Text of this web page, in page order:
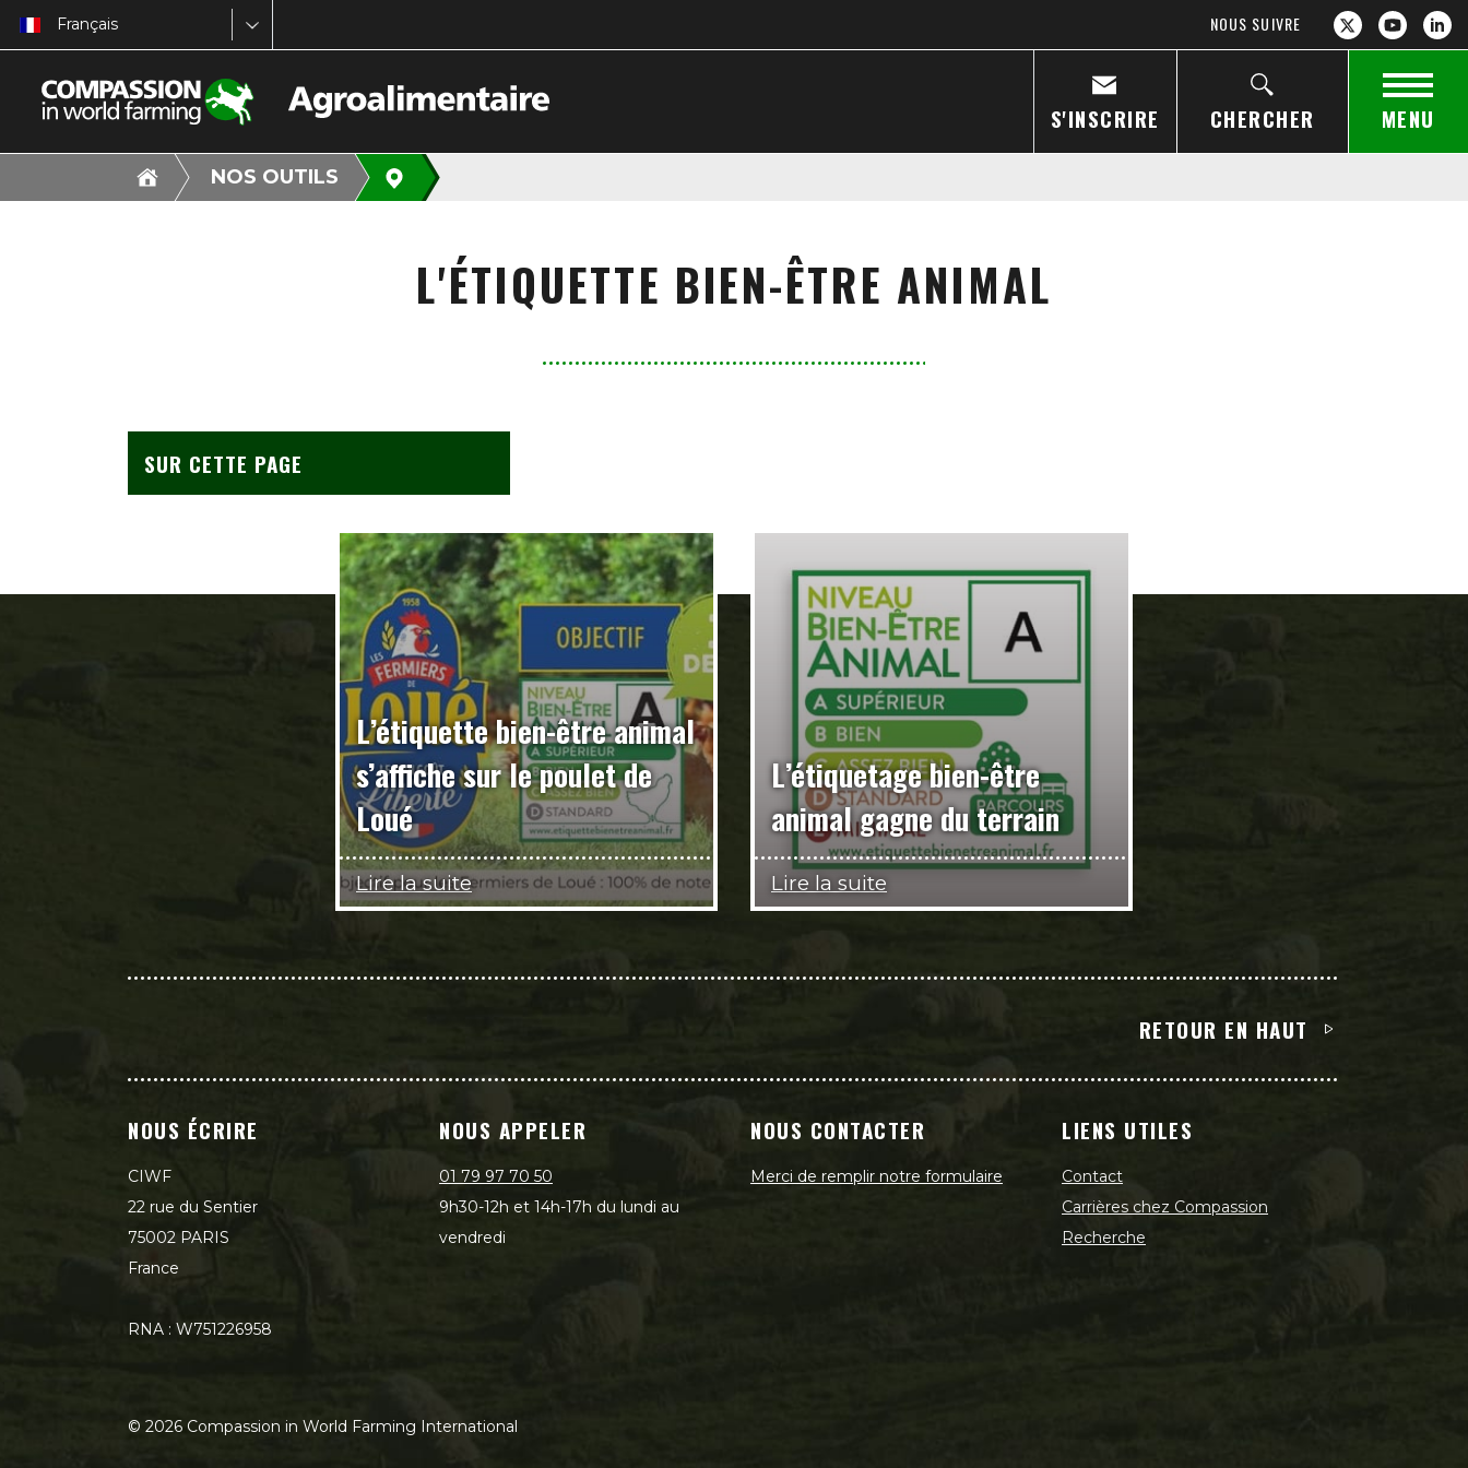
Français NOUS SUIVRE
S'INSCRIRE CHERCHER MENU
NOS OUTILS
L'ÉTIQUETTE BIEN-ÊTRE ANIMAL
SUR CETTE PAGE
L’étiquette bien-être animal
s’affiche sur le poulet de
Loué
Lire la suite
L’étiquetage bien-être
animal gagne du terrain
Lire la suite
RETOUR EN HAUT
NOUS ÉCRIRE
CIWF
22 rue du Sentier
75002 PARIS
France
RNA : W751226958
NOUS APPELER
01 79 97 70 50
9h30-12h et 14h-17h du lundi au
vendredi
NOUS CONTACTER
Merci de remplir notre formulaire
LIENS UTILES
Contact
Carrières chez Compassion
Recherche
© 2026 Compassion in World Farming International